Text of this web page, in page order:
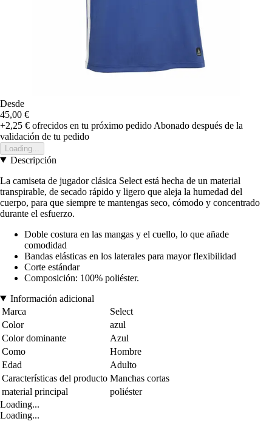
Desde
45,00 €
+2,25 € ofrecidos en tu próximo pedido Abonado después de la
validación de tu pedido
Loading...
Descripción
La camiseta de jugador clásica Select está hecha de un material
transpirable, de secado rápido y ligero que aleja la humedad del
cuerpo, para que siempre te mantengas seco, cómodo y concentrado
durante el esfuerzo.
Doble costura en las mangas y el cuello, lo que añade
comodidad
Bandas elásticas en los laterales para mayor flexibilidad
Corte estándar
Composición: 100% poliéster.
Información adicional
Marca
Select
Color
azul
Color dominante
Azul
Como
Hombre
Edad
Adulto
Características del producto Manchas cortas
material principal
poliéster
Loading...
Loading...